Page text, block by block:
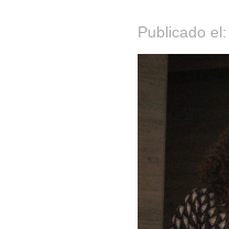
Publicado